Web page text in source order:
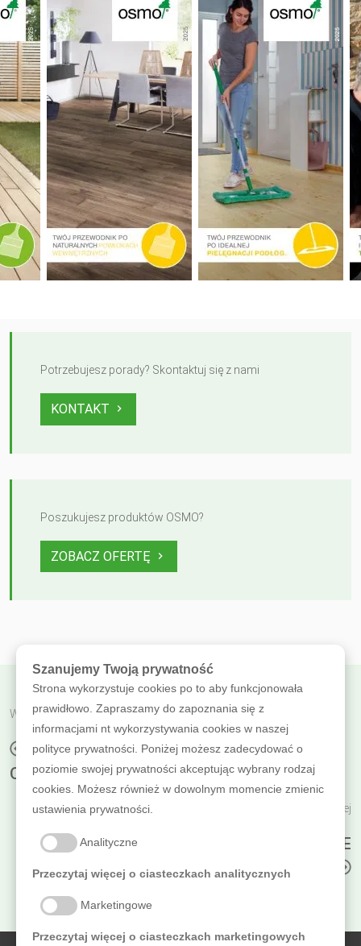
Potrzebujesz porady? Skontaktuj się z nami
KONTAKT
Poszukujesz produktów OSMO?
ZOBACZ OFERTĘ
Wróć do poprzedniej
BE-IN: KONSTRUKCJA ZABEZPIECZONA
OLEJEM LAZUROWYM
Czytaj dalej
TRWAŁE MEBLE @AZUOLOGILE: POŁĄCZENIE
FUNKCJONALNOŚCI, DESIGNU I JAKOŚCI
Szanujemy Twoją prywatność
Strona wykorzystuje cookies po to aby funkcjonowała
prawidłowo. Zapraszamy do zapoznania się z
informacjami nt wykorzystywania cookies w naszej
polityce prywatności. Poniżej możesz zadecydować o
poziomie swojej prywatności akceptując wybrany rodzaj
cookies. Możesz również w dowolnym momencie zmienic
ustawienia prywatności.
Analityczne
Przeczytaj więcej o ciasteczkach analitycznych
Marketingowe
Przeczytaj więcej o ciasteczkach marketingowych